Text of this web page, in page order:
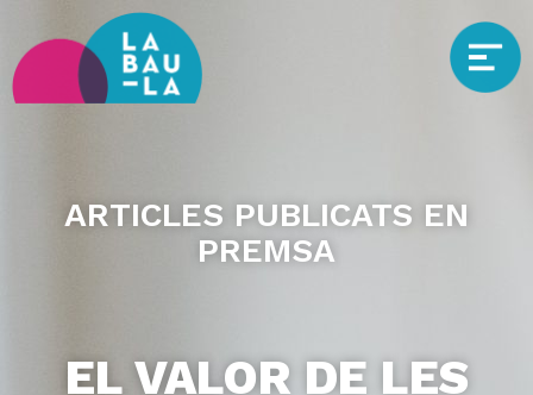
ARTICLES PUBLICATS EN
PREMSA
EL VALOR DE LES